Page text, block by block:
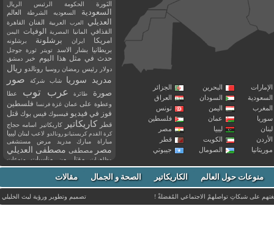
البحرين
الجزائر
السودان
العراق
اليمن
تونس
عمان
فلسطين
ليبيا
مصر
الكويت
قطر
الصومال جيبوتي
الثورة الحكومة الرئيس الريال
السعودية السعوديه الشرطة العالم
العديلي العرب العربية الفنان القاهرة
القذافي المانيا المصرية الوفيات اليمن
امريكا ايران برشلونة برشلونه
بريطانيا بشار الاسد تويتر ثورة جوجل
حدث في مثل هذا اليوم خبر دمشق
دولار رئيس رمضان روسيا رونالدو ريال
مدريد
سوريا شاب شركة صور
صورة طائرة عرب توب
عطا
وعطوة على عمان غزة فرنسا فلسطين
فوز في فيديو فيسبوك فيس بوك قتل
قطر كاريكاتير كاريكاتير اسامه حجاج
كرة القدم كريستيانو رونالدو لاعب لبنان ليبيا
مباراة مبارك مدريد مرض مستشفى
مصر مصطفى مصطفى العديلي
مظاهرات مقتل من مناسبات
منوعات
مواليد
موت ميسي ميلان نادي نشر
وفاة وفيات يوتيوب منوعات حول العالم الكاريكاتير الصحة و الجمال مقالات
على شبكاتِ تواصلهمْ الاجتماعي المُفضلةْ ! تصميم وتطوير ورؤيةليث الخليلي